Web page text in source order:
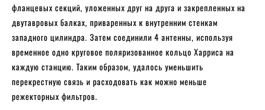
фланцевых секций, уложенных друг на друга и закрепленных на
двутавровых балках, приваренных к внутренним стенкам
западного цилиндра. Затем соединили 4 антенны, используя
временное одно круговое поляризованное кольцо Харриса на
каждую станцию. Таким образом, удалось уменьшить
перекрестную связь и расходовать как можно меньше
режекторных фильтров.